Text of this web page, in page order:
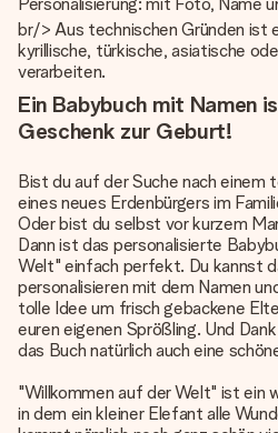
br/> Aus technischen Gründen ist
kyrillische, türkische, asiatische
verarbeiten.
Ein Babybuch mit Namen
Geschenk zur Geburt!
Bist du auf der Suche nach einem
eines neues Erdenbürgers im
Oder bist du selbst vor kurzem
Dann ist das personalisierte
Welt" einfach perfekt. Du kannst
personalisieren mit dem Namen
tolle Idee um frisch gebackene
euren eigenen Sprößling. Und
das Buch natürlich auch eine
"Willkommen auf der Welt" ist ein
in dem ein kleiner Elefant alle